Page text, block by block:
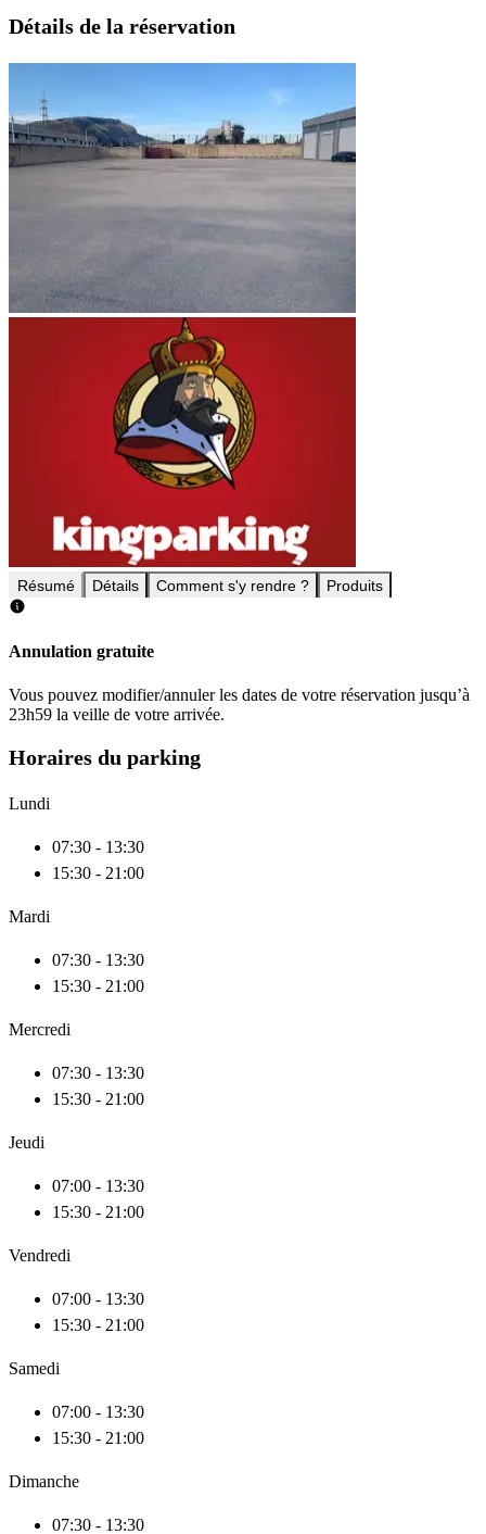
Détails de la réservation
Résumé Détails Comment s'y rendre ? Produits
Annulation gratuite
Vous pouvez modifier/annuler les dates de votre réservation jusqu’à
23h59 la veille de votre arrivée.
Horaires du parking
Lundi
07:30 - 13:30
15:30 - 21:00
Mardi
07:30 - 13:30
15:30 - 21:00
Mercredi
07:30 - 13:30
15:30 - 21:00
Jeudi
07:00 - 13:30
15:30 - 21:00
Vendredi
07:00 - 13:30
15:30 - 21:00
Samedi
07:00 - 13:30
15:30 - 21:00
Dimanche
07:30 - 13:30